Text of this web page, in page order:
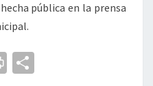
pública en la prensa
Pr